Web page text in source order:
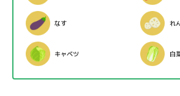
なす れ
キャベツ 白